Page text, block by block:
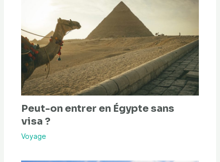
Peut-on entrer en Égypte sans
visa ?
Voyage